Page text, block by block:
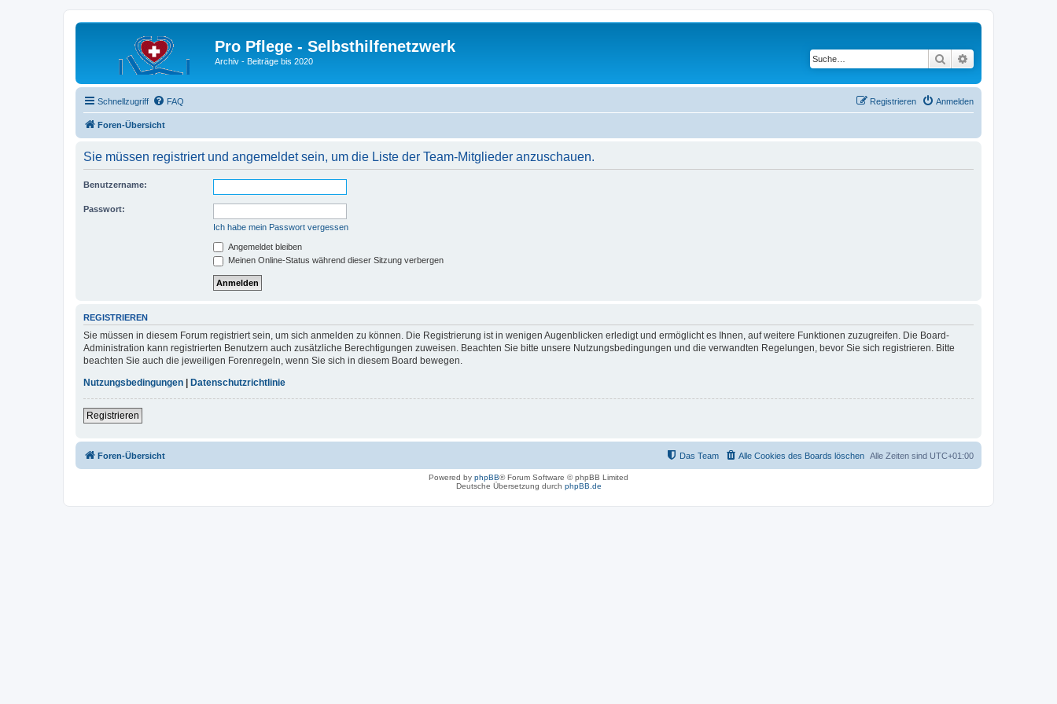
Pro Pflege - Selbsthilfenetzwerk
Archiv - Beiträge bis 2020 Suche
Schnellzugriff FAQ Anmelden
Registrieren
Foren-Übersicht
Sie müssen registriert und angemeldet sein, um die Liste der Team-Mitglieder anzuschauen.
Benutzername:
Passwort:
Ich habe mein Passwort vergessen
Angemeldet bleiben
Meinen Online-Status während dieser Sitzung verbergen
REGISTRIEREN
Sie müssen in diesem Forum registriert sein, um sich anmelden zu können. Die Registrierung ist in wenigen Augenblicken erledigt und ermöglicht es Ihnen, auf weitere Funktionen zuzugreifen. Die Board-
Administration kann registrierten Benutzern auch zusätzliche Berechtigungen zuweisen. Beachten Sie bitte unsere Nutzungsbedingungen und die verwandten Regelungen, bevor Sie sich registrieren. Bitte
beachten Sie auch die jeweiligen Forenregeln, wenn Sie sich in diesem Board bewegen.
Nutzungsbedingungen
Datenschutzrichtlinie
Registrieren
Foren-Übersicht Alle Zeiten sind UTC+01:00
Alle Cookies des Boards löschen
Das Team
Powered by phpBB® Forum Software © phpBB Limited
Deutsche Übersetzung durch phpBB.de